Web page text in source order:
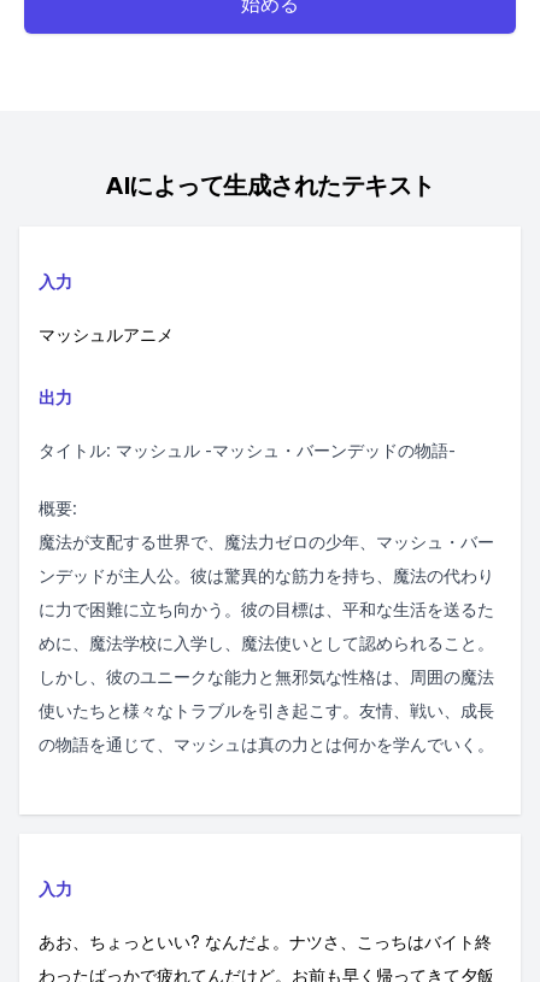
AIによって生成されたテキスト
入力
マッシュルアニメ
出力
タイトル: マッシュル -マッシュ・バーンデッドの物語-
概要:
魔法が支配する世界で、魔法力ゼロの少年、マッシュ・バー
ンデッドが主人公。彼は驚異的な筋力を持ち、魔法の代わり
に力で困難に立ち向かう。彼の目標は、平和な生活を送るた
めに、魔法学校に入学し、魔法使いとして認められること。
しかし、彼のユニークな能力と無邪気な性格は、周囲の魔法
使いたちと様々なトラブルを引き起こす。友情、戦い、成長
の物語を通じて、マッシュは真の力とは何かを学んでいく。
入力
あお、ちょっといい? なんだよ。ナツさ、こっちはバイト終
わったばっかで疲れてんだけど。お前も早く帰ってきて夕飯